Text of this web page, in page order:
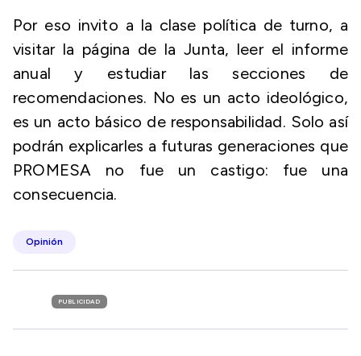
Por eso invito a la clase política de turno, a
visitar la página de la Junta, leer el informe
anual y estudiar las secciones de
recomendaciones. No es un acto ideológico,
es un acto básico de responsabilidad. Solo así
podrán explicarles a futuras generaciones que
PROMESA no fue un castigo: fue una
consecuencia.
Opinión
PUBLICIDAD